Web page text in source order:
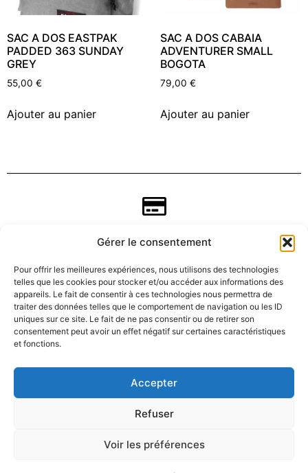
Gérer le consentement
Pour offrir les meilleures expériences, nous utilisons des technologies
telles que les cookies pour stocker et/ou accéder aux informations des
appareils. Le fait de consentir à ces technologies nous permettra de
traiter des données telles que le comportement de navigation ou les ID
uniques sur ce site. Le fait de ne pas consentir ou de retirer son
consentement peut avoir un effet négatif sur certaines caractéristiques
et fonctions.
Accepter
Refuser
Voir les préférences
SAC A DOS EASTPAK
PADDED 363 SUNDAY
GREY
55,00 €
Ajouter au panier
SAC A DOS CABAIA
ADVENTURER SMALL
BOGOTA
79,00 €
Ajouter au panier
CGV